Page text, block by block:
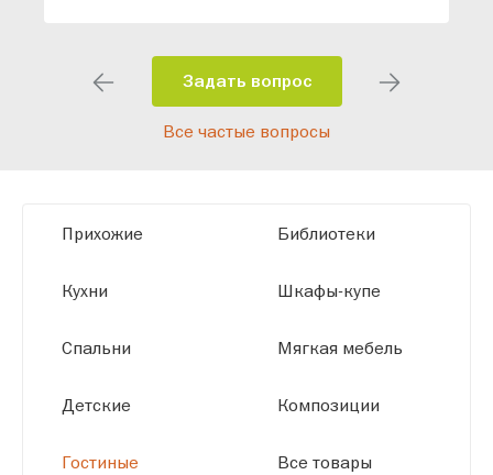
помещения и личные пожелания.
Благодаря современному
высокотехнологичному оборудованию
размерам.
Задать вопрос
Все частые вопросы
Прихожие
Кухни
Спальни
Детские
Гостиные
Библиотеки
Шкафы-купе
Мягкая мебель
Композиции
Все товары